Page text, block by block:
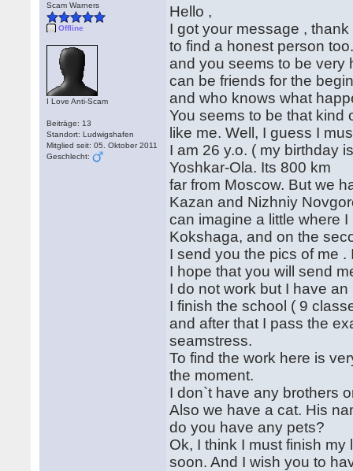
Scam Warners
Offline
I Love Anti-Scam
Beiträge: 13
Standort: Ludwigshafen
Mitglied seit: 05. Oktober 2011
Geschlecht:
Hello ,
I got your message ,
to find a honest person
and you seems to be very
can be friends for the
and who knows what
You seems to be that kind
like me. Well, I guess I
I am 26 y.o. ( my birthday
Yoshkar-Ola. Its 800 km
far from Moscow. But we
Kazan and Nizhniy
can imagine a little where
Kokshaga, and on the
I send you the pics of me
I hope that you will send
I do not work but I have
I finish the school ( 9
and after that I pass the
seamstress.
To find the work here is
the moment.
I don`t have any brothers
Also we have a cat. His
do you have any pets?
Ok, I think I must finish
soon. And I wish you to